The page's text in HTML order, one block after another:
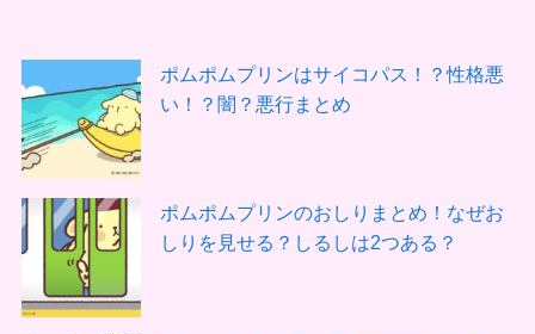
ポムポムプリンはサイコパス！？性格悪
い！？闇？悪行まとめ
ポムポムプリンのおしりまとめ！なぜお
しりを見せる？しるしは2つある？